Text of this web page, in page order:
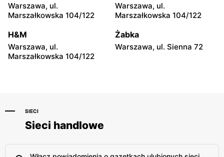
Top Market
21
Top Market
Top Market Top Market
Warszawa, ul.
Marszałkowska 104/122
Warszawa, ul.
Marszałkowska 104/122
H&M
Warszawa, ul.
Marszałkowska 104/122
Żabka
Warszawa, ul. Sienna 72
SIECI
Sieci handlowe